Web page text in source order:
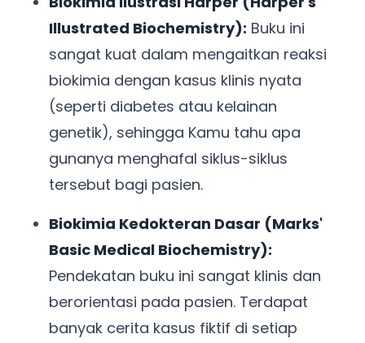
Illustrated Biochemistry): Buku ini
sangat kuat dalam mengaitkan reaksi
biokimia dengan kasus klinis nyata
(seperti diabetes atau kelainan
genetik), sehingga Kamu tahu apa
gunanya menghafal siklus-siklus
tersebut bagi pasien.
Biokimia Kedokteran Dasar (Marks'
Basic Medical Biochemistry):
Pendekatan buku ini sangat klinis dan
berorientasi pada pasien. Terdapat
banyak cerita kasus fiktif di setiap